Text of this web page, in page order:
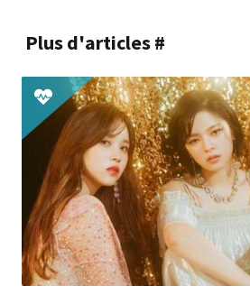
Plus d'articles #